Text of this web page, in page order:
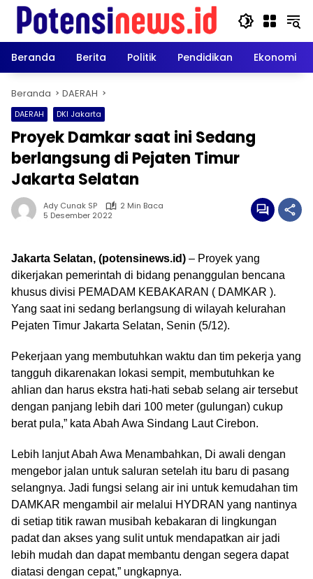
Langsung
konten
Beranda
Berita Politik Pendidikan Ekonomi
Beranda DAERAH
DAERAH DKI Jakarta
Proyek Damkar saat ini Sedang
berlangsung di Pejaten Timur
Jakarta Selatan
Ady Cunak SP
2 Min Baca
5 Desember 2022
Jakarta Selatan, (potensinews.id) – Proyek yang
dikerjakan pemerintah di bidang penanggulan bencana
khusus divisi PEMADAM KEBAKARAN ( DAMKAR ).
Yang saat ini sedang berlangsung di wilayah kelurahan
Pejaten Timur Jakarta Selatan, Senin (5/12).
Pekerjaan yang membutuhkan waktu dan tim pekerja yang
tangguh dikarenakan lokasi sempit, membutuhkan ke
ahlian dan harus ekstra hati-hati sebab selang air tersebut
dengan panjang lebih dari 100 meter (gulungan) cukup
berat pula,” kata Abah Awa Sindang Laut Cirebon.
Lebih lanjut Abah Awa Menambahkan, Di awali dengan
mengebor jalan untuk saluran setelah itu baru di pasang
selangnya. Jadi fungsi selang air ini untuk kemudahan tim
DAMKAR mengambil air melalui HYDRAN yang nantinya
di setiap titik rawan musibah kebakaran di lingkungan
padat dan akses yang sulit untuk mendapatkan air jadi
lebih mudah dan dapat membantu dengan segera dapat
diatasi dengan cepat,” ungkapnya.